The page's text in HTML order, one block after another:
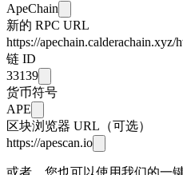
ApeChain
新的 RPC URL
https://apechain.calderachain.xyz/
链 ID
33139
货币符号
APE
区块浏览器 URL（可选）
https://apescan.io